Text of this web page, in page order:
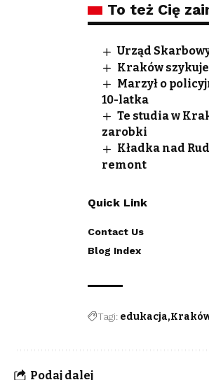
To też Cię
Urząd
Kraków
Marzył o
10-latka
Te studia w
zarobki
Kładka nad
remont
Quick Link
Contact Us
Blog Index
Tagi: edukacja
Podaj dalej